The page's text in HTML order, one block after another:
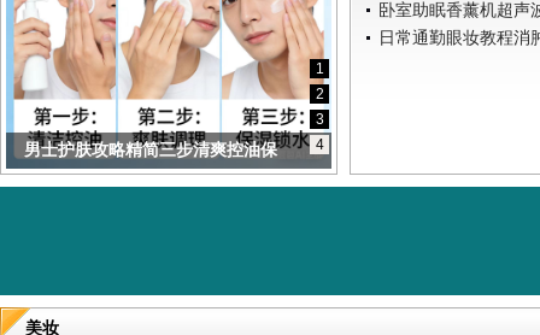
牙线棒剔牙神器清洁牙缝预防蛀牙
1
2
3
4
本味
卧室助眠香薰机超声
睡灯
日常通勤眼妆教程消
美妆